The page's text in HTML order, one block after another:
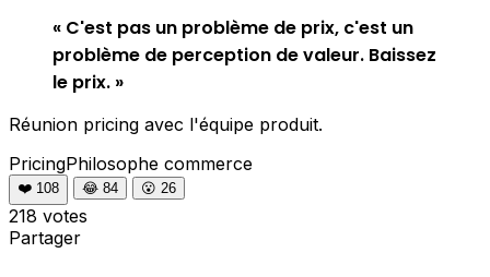
« C'est pas un problème de prix, c'est un
problème de perception de valeur. Baissez
le prix. »
Réunion pricing avec l'équipe produit.
PricingPhilosophe commerce
❤️ 108 😂 84 😮 26
218 votes
Partager